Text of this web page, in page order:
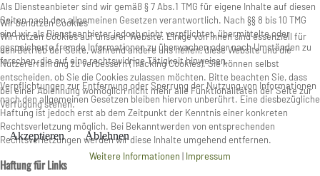
Als Diensteanbieter sind wir gemäß § 7 Abs.1 TMG für eigene Inhalte auf diesen
Seiten nach den allgemeinen Gesetzen verantwortlich. Nach §§ 8 bis 10 TMG
sind wir als Diensteanbieter jedoch nicht verpflichtet, übermittelte oder
gespeicherte fremde Informationen zu überwachen oder nach Umständen zu
forschen, die auf eine rechtswidrige Tätigkeit hinweisen.
Verpflichtungen zur Entfernung oder Sperrung der Nutzung von Informationen
nach den allgemeinen Gesetzen bleiben hiervon unberührt. Eine diesbezügliche
Haftung ist jedoch erst ab dem Zeitpunkt der Kenntnis einer konkreten
Rechtsverletzung möglich. Bei Bekanntwerden von entsprechenden
Rechtsverletzungen werden wir diese Inhalte umgehend entfernen.
Haftung für Links
Wir benutzen Cookies
Wir nutzen Cookies auf unserer Website. Einige von ihnen sind essenziell für
den Betrieb der Seite, während andere uns helfen, diese Website und die
Nutzererfahrung zu verbessern (Tracking Cookies). Sie können selbst
entscheiden, ob Sie die Cookies zulassen möchten. Bitte beachten Sie, dass
bei einer Ablehnung womöglich nicht mehr alle Funktionalitäten der Seite zur
Verfügung stehen.
Akzeptieren Ablehnen
Weitere Informationen | Impressum